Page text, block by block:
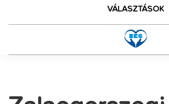
VÁLASZTÁSOK